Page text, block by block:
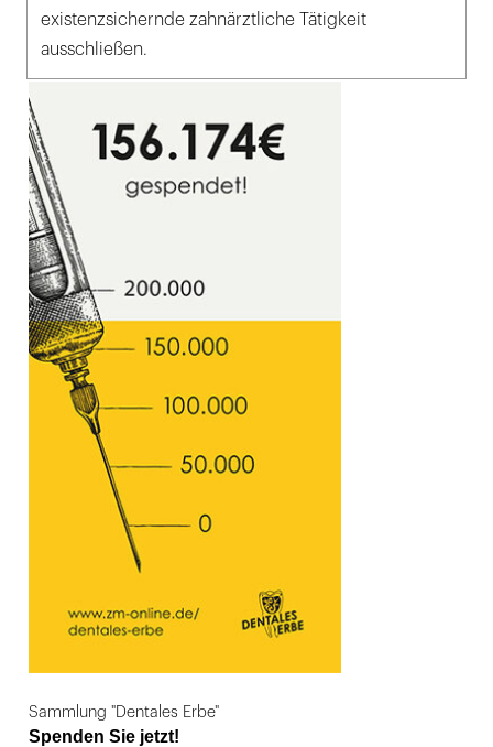
existenzsichernde zahnärztliche Tätigkeit
ausschließen.
Sammlung "Dentales Erbe"
Spenden Sie jetzt!